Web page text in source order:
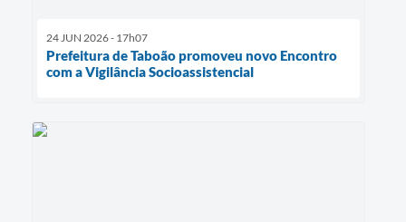
24 JUN 2026 - 17h07
Prefeitura de Taboão promoveu novo Encontro
com a Vigilância Socioassistencial